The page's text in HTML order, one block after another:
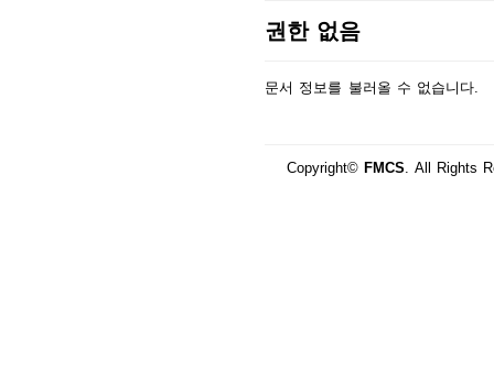
권한 없음
문서 정보를 불러올 수 없습니다.
Copyright© FMCS. All Rights